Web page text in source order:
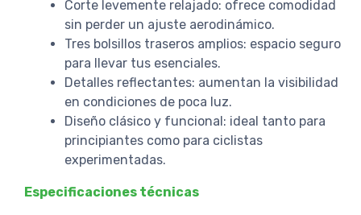
Corte levemente relajado: ofrece comodidad
sin perder un ajuste aerodinámico.
Tres bolsillos traseros amplios: espacio seguro
para llevar tus esenciales.
Detalles reflectantes: aumentan la visibilidad
en condiciones de poca luz.
Diseño clásico y funcional: ideal tanto para
principiantes como para ciclistas
experimentadas.
Especificaciones técnicas